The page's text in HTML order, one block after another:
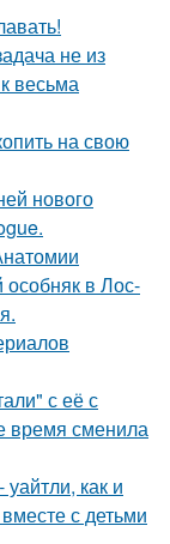
не из
весьма
на свою
нового
в Лос-
с её с
время сменила
как и
с детьми